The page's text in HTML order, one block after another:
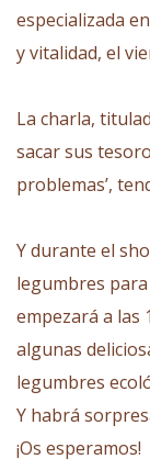
especializada
y vitalidad, el
La charla,
sacar sus
problemas’,
Y durante el
legumbres para
empezará a las
algunas
legumbres
Y habrá
¡Os esperamos!